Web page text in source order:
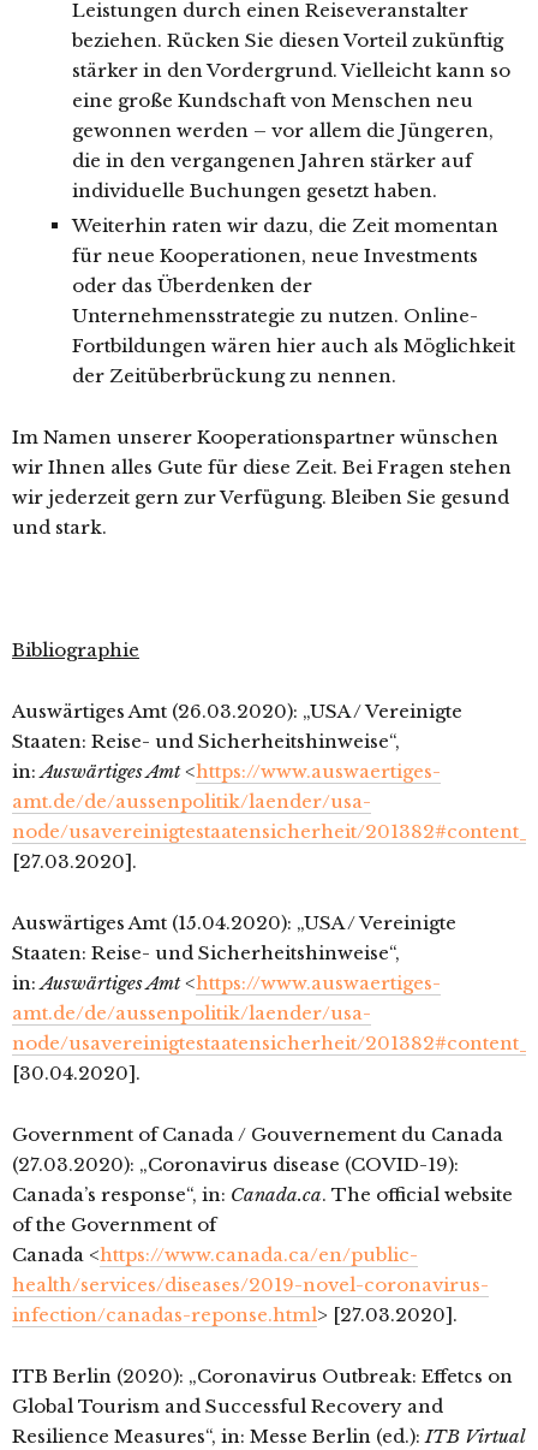
Leistungen durch einen Reiseveranstalter
beziehen. Rücken Sie diesen Vorteil zukünftig
stärker in den Vordergrund. Vielleicht kann so
eine große Kundschaft von Menschen neu
gewonnen werden – vor allem die Jüngeren,
die in den vergangenen Jahren stärker auf
individuelle Buchungen gesetzt haben.
Weiterhin raten wir dazu, die Zeit momentan
für neue Kooperationen, neue Investments
oder das Überdenken der
Unternehmensstrategie zu nutzen. Online-
Fortbildungen wären hier auch als Möglichkeit
der Zeitüberbrückung zu nennen.
Im Namen unserer Kooperationspartner wünschen
wir Ihnen alles Gute für diese Zeit. Bei Fragen stehen
wir jederzeit gern zur Verfügung. Bleiben Sie gesund
und stark.
Bibliographie
Auswärtiges Amt (26.03.2020): „USA / Vereinigte
Staaten: Reise- und Sicherheitshinweise“,
in:Auswärtiges Amt <https://www.auswaertiges-
amt.de/de/aussenpolitik/laender/usa-
node/usavereinigtestaatensicherheit/
[27.03.2020].
Auswärtiges Amt (15.04.2020): „USA / Vereinigte
Staaten: Reise- und Sicherheitshinweise“,
in:Auswärtiges Amt <https://www.auswaertiges-
amt.de/de/aussenpolitik/laender/usa-
node/usavereinigtestaatensicherheit/
[30.04.2020].
Government of Canada / Gouvernement du Canada
(27.03.2020): „Coronavirus disease (COVID-19):
Canada’s response“, in: Canada.ca. The official website
of the Government of
Canada <https://www.canada.ca/en/public-
health/services/diseases/2019-novel-coronavirus-
infection/canadas-reponse.html> [27.03.2020].
ITB Berlin (2020): „Coronavirus Outbreak: Effetcs on
Global Tourism and Successful Recovery and
Resilience Measures“, in: Messe Berlin (ed.):ITB Virtual